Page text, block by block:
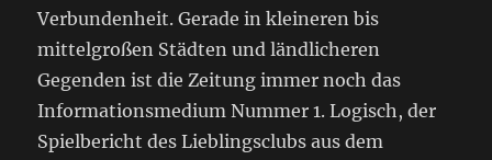
Verbundenheit. Gerade in kleineren bis
mittelgroßen Städten und ländlicheren
Gegenden ist die Zeitung immer noch das
Informationsmedium Nummer 1. Logisch, der
Spielbericht des Lieblingsclubs aus dem